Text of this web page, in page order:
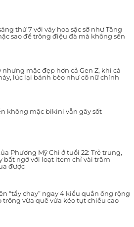
thứ 7 với váy hoa sặc sỡ như Tăng
sao để trông điệu đà mà không sến
nhưng mặc đẹp hơn cả Gen Z, khi cá
lúc lại bánh bèo như cô nữ chính
không mặc bikini vẫn gây sốt
Phương Mỹ Chi ở tuổi 22: Trẻ trung,
bất ngờ với loạt item chỉ vài trăm
được
“tẩy chay” ngay 4 kiểu quần ống rộng
trông vừa quê vừa kéo tụt chiều cao